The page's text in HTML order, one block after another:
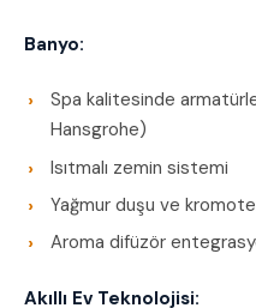
Banyo:
Spa kalitesinde
Hansgrohe)
Isıtmalı zemin sistemi
Yağmur duşu ve
Aroma difüzör
Akıllı Ev Teknolojisi: